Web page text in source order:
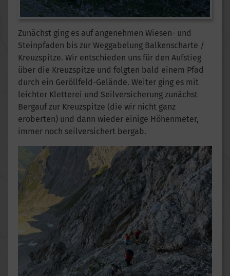
Zunächst ging es auf angenehmen Wiesen- und
Steinpfaden bis zur Weggabelung Balkenscharte /
Kreuzspitze. Wir entschieden uns für den Aufstieg
über die Kreuzspitze und folgten bald einem Pfad
durch ein Geröllfeld-Gelände. Weiter ging es mit
leichter Kletterei und Seilversicherung zunächst
Bergauf zur Kreuzspitze (die wir nicht ganz
eroberten) und dann wieder einige Höhenmeter,
immer noch seilversichert bergab.